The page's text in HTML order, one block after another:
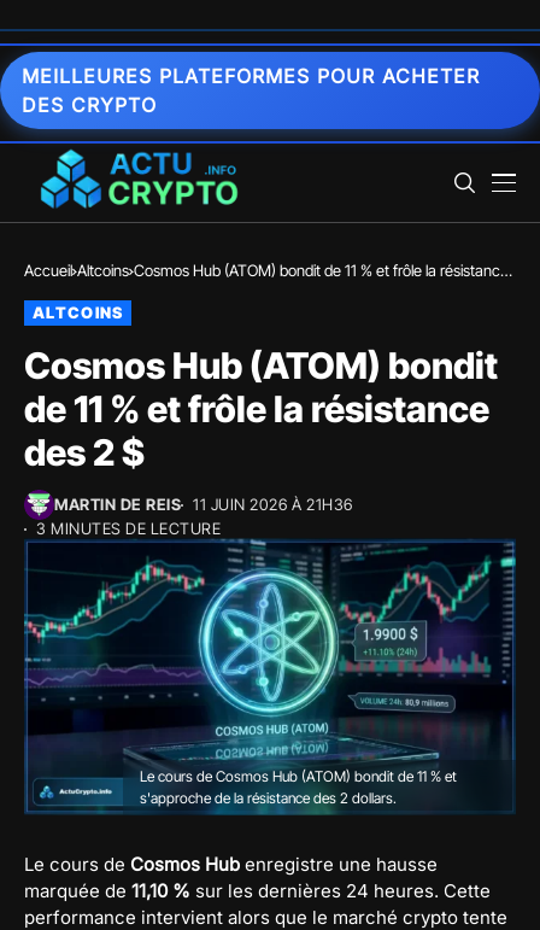
MEILLEURES PLATEFORMES POUR ACHETER
DES CRYPTO
Accueil Altcoins Cosmos Hub (ATOM) bondit de 11 % et frôle la résistance
ALTCOINS
Cosmos Hub (ATOM) bondit
de 11 % et frôle la résistance
des 2 $
MARTIN DE REIS
11 JUIN 2026 À 21H36
3 MINUTES DE LECTURE
Le cours de Cosmos Hub (ATOM) bondit de 11 % et
s'approche de la résistance des 2 dollars.
Le cours de Cosmos Hub enregistre une hausse
marquée de 11,10 % sur les dernières 24 heures. Cette
performance intervient alors que le marché crypto tente